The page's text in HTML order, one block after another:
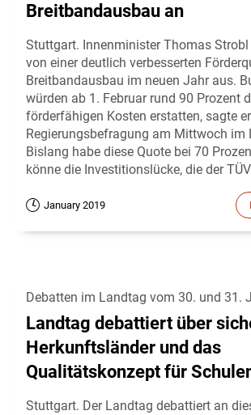
Breitbandausbau an
Stuttgart. Innenminister Thomas Strobl
von einer deutlich verbesserten
Breitbandausbau im neuen Jahr aus.
würden ab 1. Februar rund 90 Prozent
förderfähigen Kosten erstatten, sagte
Regierungsbefragung am Mittwoch im
Bislang habe diese Quote bei 70
könne die Investitionslücke, die der
January 2019
Debatten im Landtag vom 30. und 31.
Landtag debattiert über
Herkunftsländer und das
Qualitätskonzept für
Stuttgart. Der Landtag debattiert an